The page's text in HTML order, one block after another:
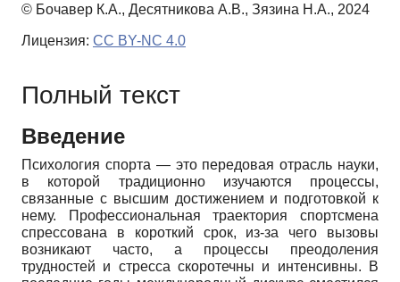
© Бочавер К.А., Десятникова А.В., Зязина Н.А., 2024
Лицензия: CC BY-NC 4.0
Полный текст
Введение
Психология спорта — это передовая отрасль науки,
в которой традиционно изучаются процессы,
связанные с высшим достижением и подготовкой к
нему. Профессиональная траектория спортсмена
спрессована в короткий срок, из-за чего вызовы
возникают часто, а процессы преодоления
трудностей и стресса скоротечны и интенсивны. В